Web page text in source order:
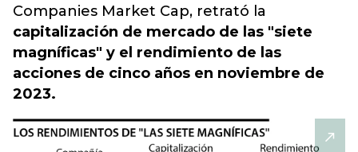
Companies Market Cap, retrató la
capitalización de mercado de las "siete
magníficas" y el rendimiento de las
acciones de cinco años en noviembre de
2023.